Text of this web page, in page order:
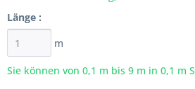
Länge :
m
Sie können von 0,1 m bis 9 m in 0,1 m